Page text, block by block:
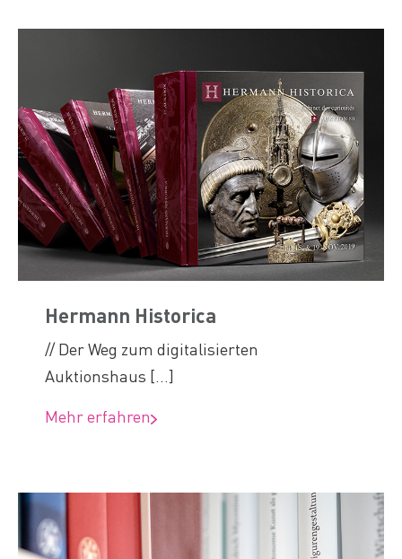
Hermann Historica
// Der Weg zum digitalisierten
Auktionshaus [...]
Mehr erfahren